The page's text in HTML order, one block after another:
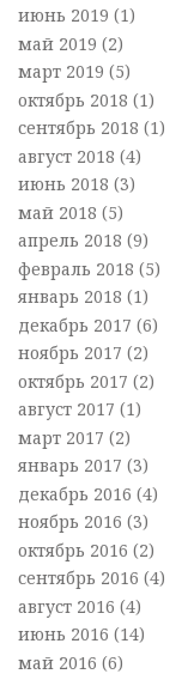
июнь 2019 (1)
май 2019 (2)
март 2019 (5)
октябрь 2018 (1)
сентябрь 2018 (1)
август 2018 (4)
июнь 2018 (3)
май 2018 (5)
апрель 2018 (9)
февраль 2018 (5)
январь 2018 (1)
декабрь 2017 (6)
ноябрь 2017 (2)
октябрь 2017 (2)
август 2017 (1)
март 2017 (2)
январь 2017 (3)
декабрь 2016 (4)
ноябрь 2016 (3)
октябрь 2016 (2)
сентябрь 2016 (4)
август 2016 (4)
июнь 2016 (14)
май 2016 (6)